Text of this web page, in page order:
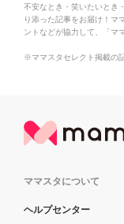
不安なとき・笑いたいとき
り添った記事をお届け！マ
ントなどが協力して、「マ
※ママスタセレクト掲載の
ママスタについて
ヘルプセンター